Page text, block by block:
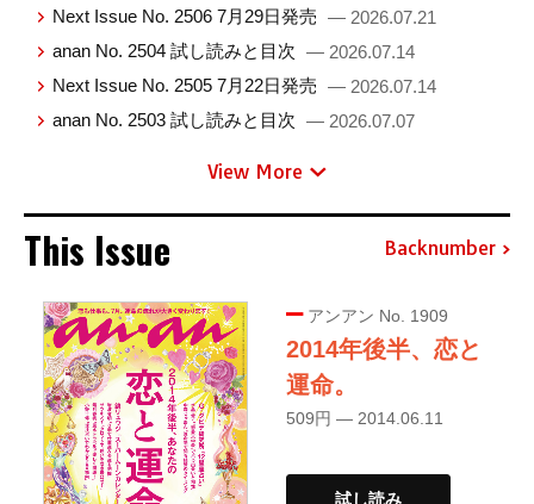
Next Issue No. 2506 7月29日発売 — 2026.07.21
anan No. 2504 試し読みと目次 — 2026.07.14
Next Issue No. 2505 7月22日発売 — 2026.07.14
anan No. 2503 試し読みと目次 — 2026.07.07
View More
This Issue Backnumber
アンアン No. 1909
2014年後半、恋と
運命。
509円 — 2014.06.11
試し読み